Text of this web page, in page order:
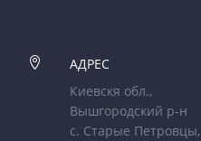

АДРЕС
Киевскя обл.,
Вышгородский р-н
с. Старые Петровцы,